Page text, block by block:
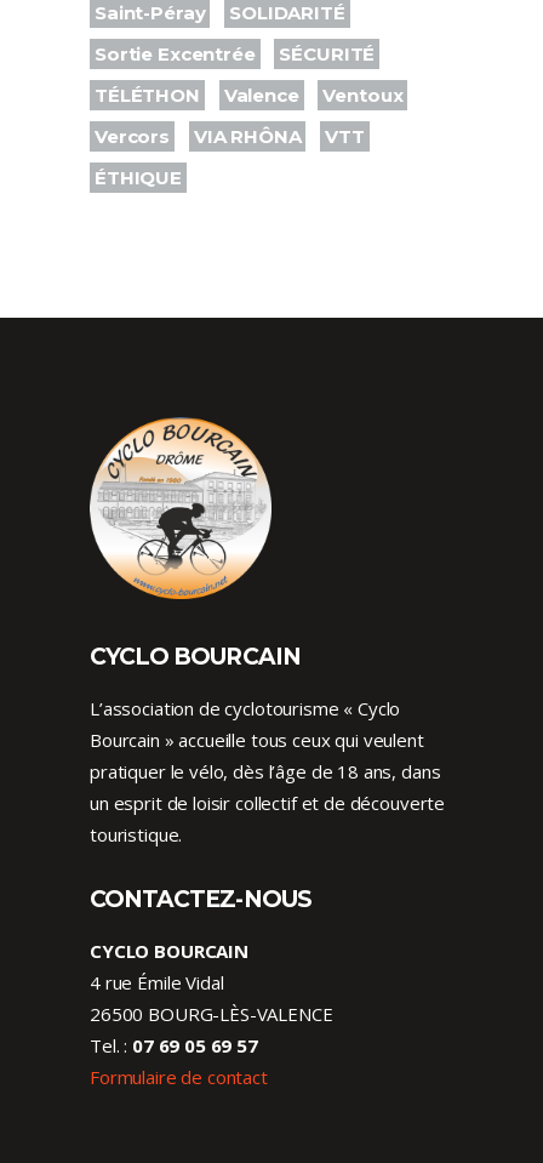
Saint-Péray
SOLIDARITÉ
Sortie Excentrée
SÉCURITÉ
TÉLÉTHON
Valence
Ventoux
Vercors
VIA RHÔNA
VTT
ÉTHIQUE
CYCLO BOURCAIN
L’association de cyclotourisme « Cyclo
Bourcain » accueille tous ceux qui veulent
pratiquer le vélo, dès l’âge de 18 ans, dans
un esprit de loisir collectif et de découverte
touristique.
CONTACTEZ-NOUS
CYCLO BOURCAIN
4 rue Émile Vidal
26500 BOURG-LÈS-VALENCE
Tel. : 07 69 05 69 57
Formulaire de contact